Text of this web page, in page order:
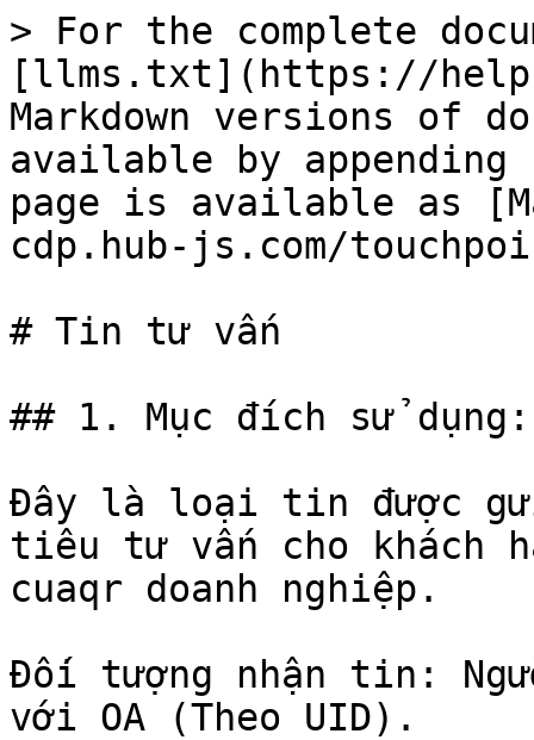
> For the complete
[llms.txt](https://
Markdown versions of
available by
page is available as
cdp.hub-js.com/
# Tin tư vấn
## 1. Mục đích sử dụng:
Đây là loại tin được gửi
tiêu tư vấn cho khách
cuaqr doanh nghiệp.
Đối tượng nhận tin:
với OA (Theo UID).